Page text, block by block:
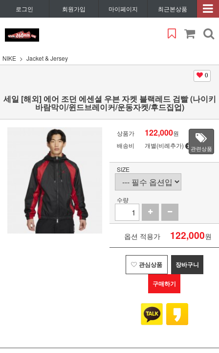
로그인 회원가입 마이페이지 최근본상품
NIKE Jacket & Jersey
0
세일 [해외] 에어 조던 에센셜 우븐 자켓 블랙레드 검빨 (나이키
바람막이/윈드브레이커/운동자켓/후드집업)
상품가 122,000원
배송비
개별(비례추가) 관련상품
SIZE
수량
옵션 적용가 122,000원
관심상품 장바구니
구매하기